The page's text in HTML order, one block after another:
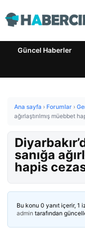
Güncel Haberler
Ana sayfa › Forumlar ›
ağırlaştırılmış müebbet
sanığa
hapis
Bu konu 0 yanıt içerir, 1
admin tarafından